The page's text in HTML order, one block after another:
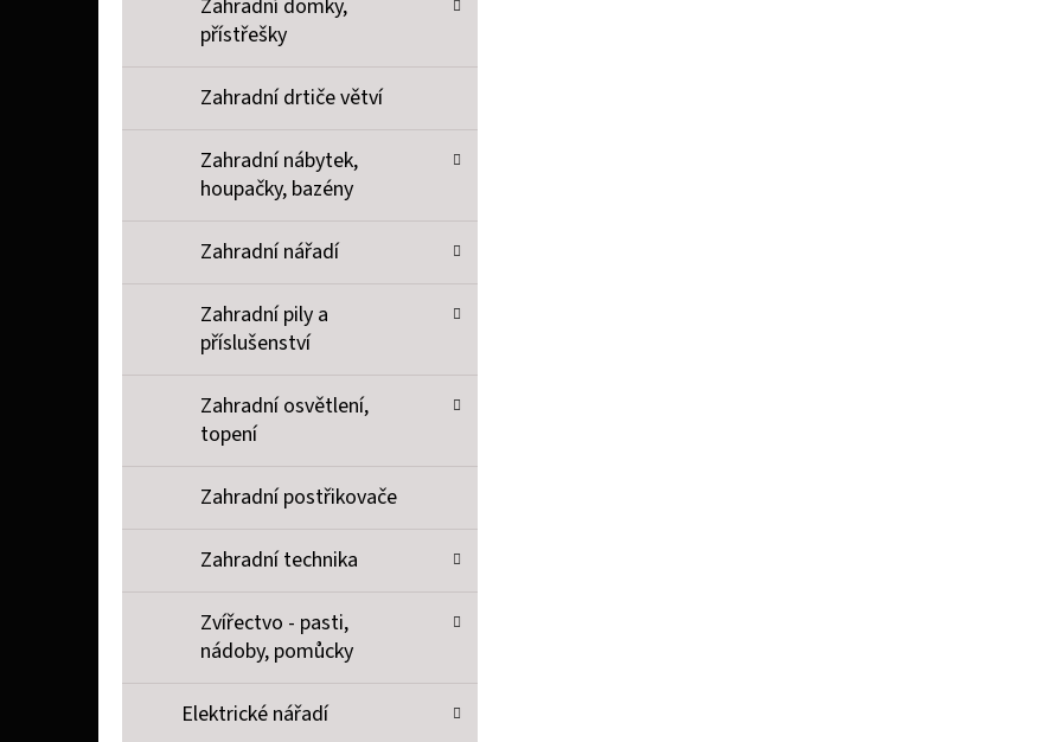
Zahradní domky,
přístřešky
Zahradní drtiče větví
Zahradní nábytek,
houpačky, bazény
Zahradní nářadí
Zahradní pily a
příslušenství
Zahradní osvětlení,
topení
Zahradní postřikovače
Zahradní technika
Zvířectvo - pasti,
nádoby, pomůcky
Elektrické nářadí